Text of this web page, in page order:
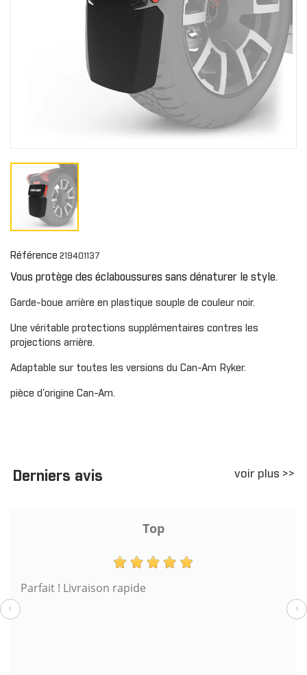
Référence 219401137
Vous protège des éclaboussures sans dénaturer le style.
Garde-boue arrière en plastique souple de couleur noir.
Une véritable protections supplémentaires contres les
projections arrière.
Adaptable sur toutes les versions du Can-Am Ryker.
pièce d'origine Can-Am.
Derniers avis voir plus >>
Top
Parfait ! Livraison rapide
‹ ›